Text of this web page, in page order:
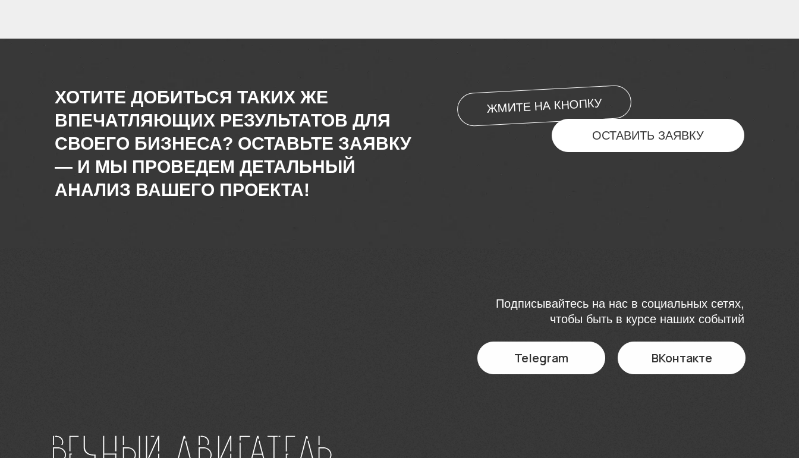
ХОТИТЕ ДОБИТЬСЯ ТАКИХ ЖЕ
ВПЕЧАТЛЯЮЩИХ РЕЗУЛЬТАТОВ ДЛЯ
СВОЕГО БИЗНЕСА? ОСТАВЬТЕ ЗАЯВКУ
— И МЫ ПРОВЕДЕМ ДЕТАЛЬНЫЙ
АНАЛИЗ ВАШЕГО ПРОЕКТА!
ОСТАВИТЬ ЗАЯВКУ
ЖМИТЕ НА КНОПКУ
ВКонтакте
Подписывайтесь на нас в социальных сетях,
чтобы быть в курсе наших событий
Telegram